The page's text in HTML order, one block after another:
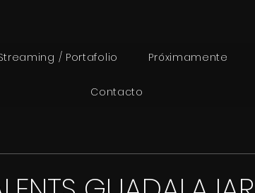
/ Portafolio Próximamente
Contacto